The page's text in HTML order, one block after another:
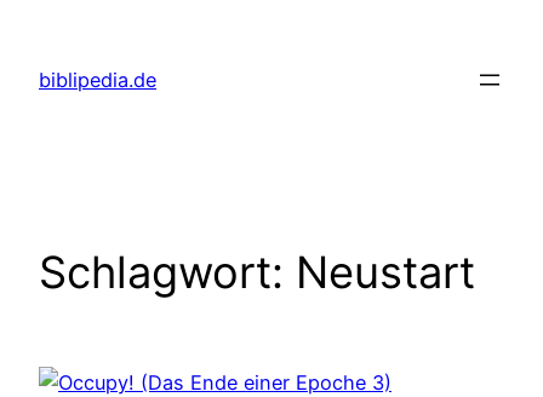
springen
biblipedia.de
Schlagwort: Neustart